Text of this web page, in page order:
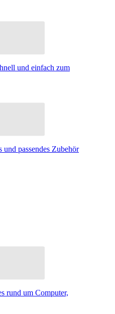
und einfach zum
und passendes Zubehör
rund um Computer,